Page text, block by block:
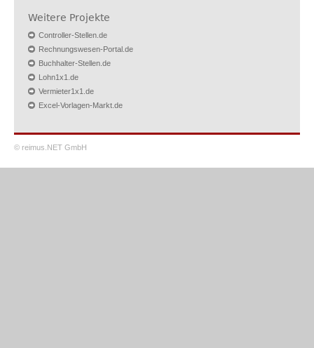
Weitere Projekte
Controller-Stellen.de
Rechnungswesen-Portal.de
Buchhalter-Stellen.de
Lohn1x1.de
Vermieter1x1.de
Excel-Vorlagen-Markt.de
© reimus.NET GmbH